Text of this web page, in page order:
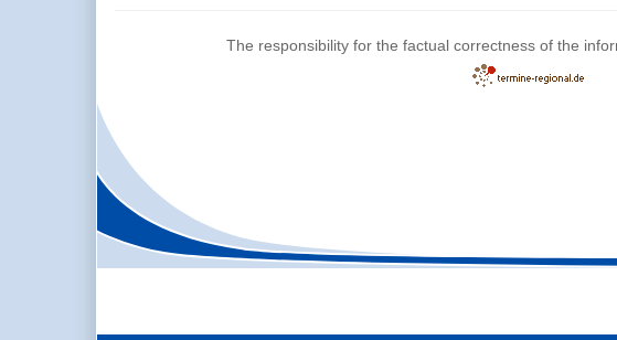
The responsibility for the factual correctness of the